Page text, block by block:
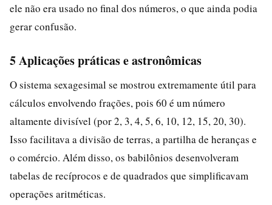
ele não era usado no final dos números, o que ainda podia
gerar confusão.
5 Aplicações práticas e astronômicas
O sistema sexagesimal se mostrou extremamente útil para
cálculos envolvendo frações, pois 60 é um número
altamente divisível (por 2, 3, 4, 5, 6, 10, 12, 15, 20, 30).
Isso facilitava a divisão de terras, a partilha de heranças e
o comércio. Além disso, os babilônios desenvolveram
tabelas de recíprocos e de quadrados que simplificavam
operações aritméticas.